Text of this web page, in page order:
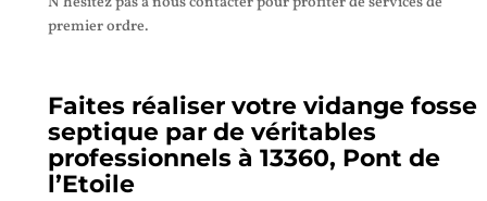
premier ordre.
Faites réaliser votre vidange fosse
septique par de véritables
professionnels à 13360, Pont de
l’Etoile